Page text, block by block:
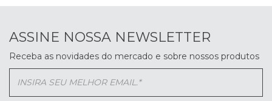
ASSINE NOSSA NEWSLETTER
Receba as novidades do mercado e sobre nossos produtos